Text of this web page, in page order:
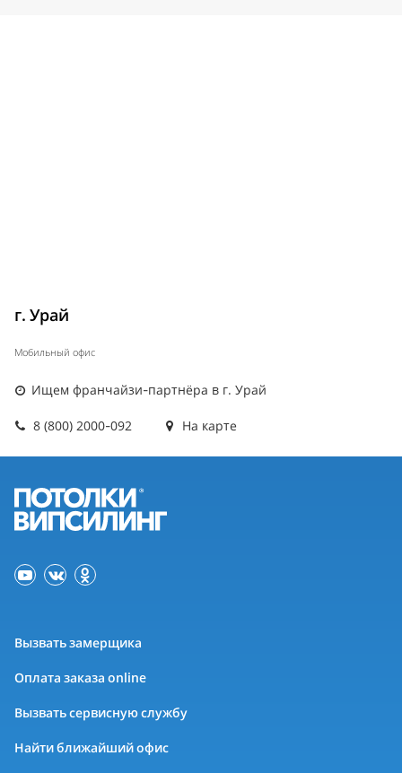
г. Урай
Мобильный офис
Ищем франчайзи-партнёра в г. Урай
8 (800) 2000-092 На карте
Вызвать замерщика
Оплата заказа online
Вызвать сервисную службу
Найти ближайший офис